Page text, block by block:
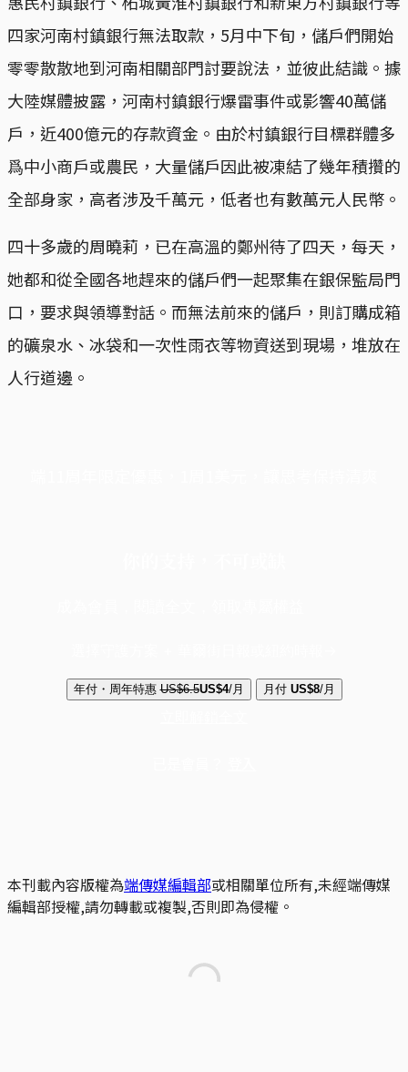
四家河南村鎮銀行無法取款，5月中下旬，儲戶們開始
零零散散地到河南相關部門討要說法，並彼此結識。據
大陸媒體披露，河南村鎮銀行爆雷事件或影響40萬儲
戶，近400億元的存款資金。由於村鎮銀行目標群體多
爲中小商戶或農民，大量儲戶因此被凍結了幾年積攢的
全部身家，高者涉及千萬元，低者也有數萬元人民幣。
四十多歲的周曉莉，已在高溫的鄭州待了四天，每天，
她都和從全國各地趕來的儲戶們一起聚集在銀保監局門
口，要求與領導對話。而無法前來的儲戶，則訂購成箱
的礦泉水、冰袋和一次性雨衣等物資送到現場，堆放在
人行道邊。
年付・周年特惠 US$6.5US$4/月 月付 US$8/月
本刊載內容版權為端傳媒編輯部或相關單位所有,未經端傳媒
編輯部授權,請勿轉載或複製,否則即為侵權。